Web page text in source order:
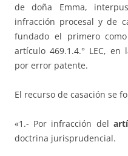
de doña Emma,
infracción procesal y de
fundado el primero
artículo 469.1.4.° LEC,
por error patente.
El recurso de casación se
«1.- Por infracción del
doctrina jurisprudencial.